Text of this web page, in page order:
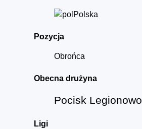
Polska
Pozycja
Obrońca
Obecna drużyna
Pocisk Legionowo
Ligi